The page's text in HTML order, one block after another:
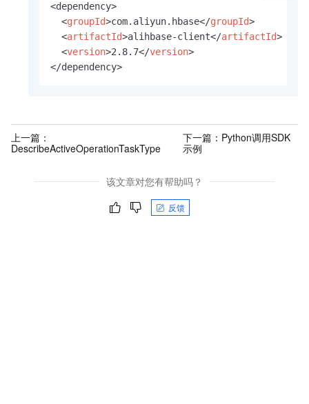
<dependency>
<groupId>com.aliyun.hbase</groupId>
<artifactId>alihbase-client</artifactId>
<version>2.8.7</version>
</dependency>
上一篇：
DescribeActiveOperationTaskType
下一篇： Python调用SDK
示例
该文章对您有帮助吗？
反馈